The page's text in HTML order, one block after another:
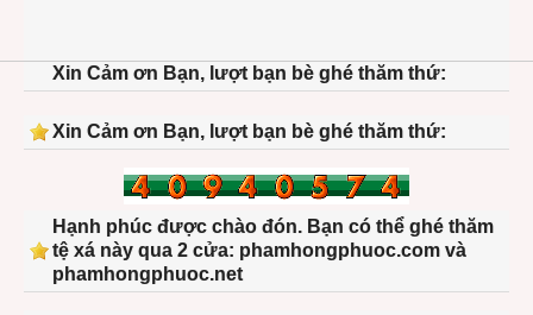
Xin Cảm ơn Bạn, lượt bạn bè ghé thăm thứ:
Xin Cảm ơn Bạn, lượt bạn bè ghé thăm thứ:
Hạnh phúc được chào đón. Bạn có thể ghé thăm
tệ xá này qua 2 cửa: phamhongphuoc.com và
phamhongphuoc.net